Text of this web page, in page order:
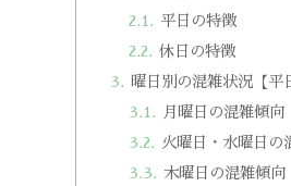
平日の特徴
休日の特徴
曜日別の混雑状況【平
月曜日の混雑傾向
火曜日・水曜日の
木曜日の混雑傾向